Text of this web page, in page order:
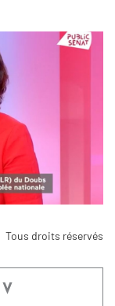
Tous droits réservés